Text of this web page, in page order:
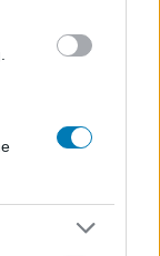
helyes, addig
a Tiny Tina's
games be?